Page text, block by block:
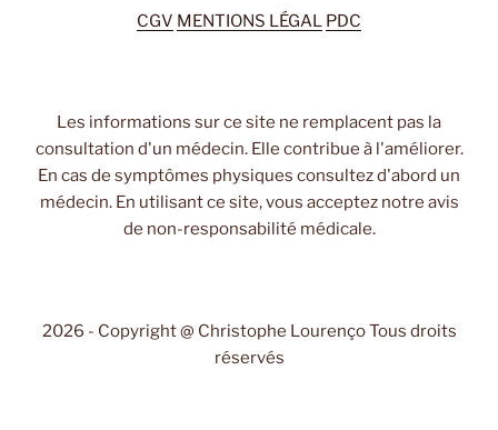
CGV MENTIONS LÉGAL PDC
Les informations sur ce site ne remplacent pas la
consultation d'un médecin. Elle contribue à l'améliorer.
En cas de symptômes physiques consultez d'abord un
médecin. En utilisant ce site, vous acceptez notre avis
de non-responsabilité médicale.
2026 - Copyright @ Christophe Lourenço Tous droits
réservés